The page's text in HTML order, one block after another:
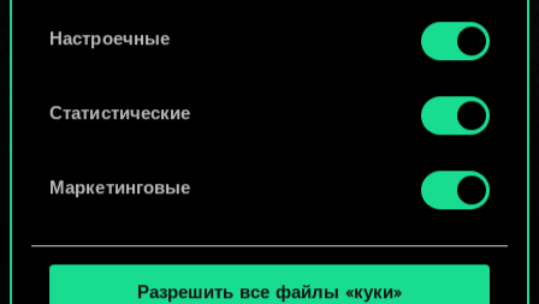
Найти подробную информацию о том, как мы
используем ваши файлы cookie, и изменить
«Настройки» ниже.
Настроечные
Статистические
Маркетинговые
Разрешить все файлы «куки»